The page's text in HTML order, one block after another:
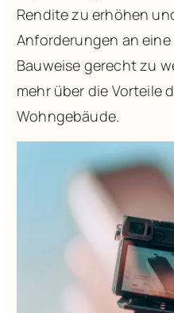
Rendite zu erhöhen
Anforderungen an
Bauweise gerecht zu
mehr über die Vorteile
Wohngebäude.